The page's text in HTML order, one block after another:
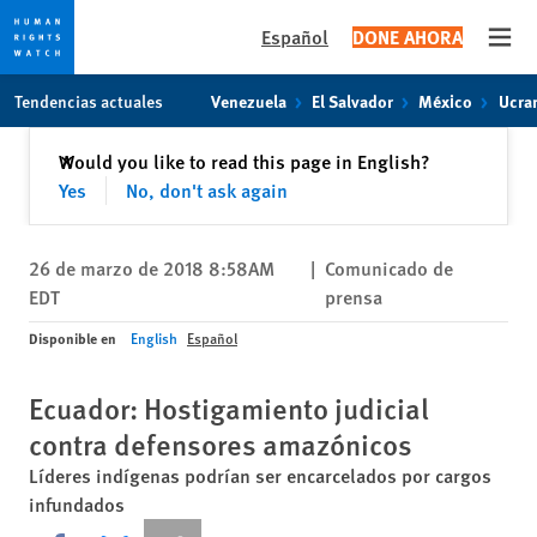
content
Español DONE AHORA
Tendencias actuales Venezuela El Salvador México
Would you like to read this page in English?
Yes
No, don't ask again
✕Cerrar
26 de marzo de 2018 8:58AM
EDT
| Comunicado de
prensa
Disponible en English Español
Ecuador: Hostigamiento judicial
contra defensores amazónicos
Líderes indígenas podrían ser encarcelados por cargos
infundados